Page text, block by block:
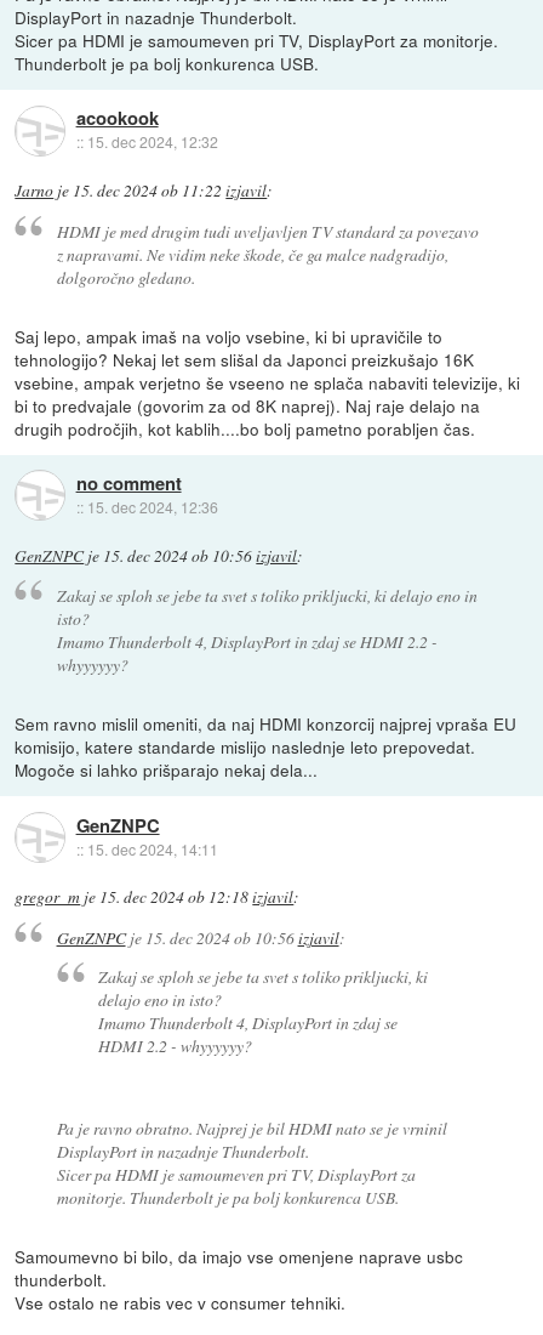
DisplayPort in nazadnje Thunderbolt.
Sicer pa HDMI je samoumeven pri TV, DisplayPort za monitorje.
Thunderbolt je pa bolj konkurenca USB.
acookook
:: 15. dec 2024, 12:32
Jarno je 15. dec 2024 ob 11:22 izjavil:
HDMI je med drugim tudi uveljavljen TV standard za povezavo
z napravami. Ne vidim neke škode, če ga malce nadgradijo,
dolgoročno gledano.
Saj lepo, ampak imaš na voljo vsebine, ki bi upravičile to
tehnologijo? Nekaj let sem slišal da Japonci preizkušajo 16K
vsebine, ampak verjetno še vseeno ne splača nabaviti televizije, ki
bi to predvajale (govorim za od 8K naprej). Naj raje delajo na
drugih področjih, kot kablih....bo bolj pametno porabljen čas.
no comment
:: 15. dec 2024, 12:36
GenZNPCje 15. dec 2024 ob 10:56izjavil:
Zakaj se sploh se jebe ta svet s toliko prikljucki, ki delajo eno in
isto?
Imamo Thunderbolt 4, DisplayPort in zdaj se HDMI 2.2 -
whyyyyyy?
Sem ravno mislil omeniti, da naj HDMI konzorcij najprej vpraša EU
komisijo, katere standarde mislijo naslednje leto prepovedat.
Mogoče si lahko prišparajo nekaj dela...
GenZNPC
:: 15. dec 2024, 14:11
gregor_m je 15. dec 2024 ob 12:18izjavil:
GenZNPCje 15. dec 2024 ob 10:56izjavil:
Zakaj se sploh se jebe ta svet s toliko prikljucki, ki
delajo eno in isto?
Imamo Thunderbolt 4, DisplayPort in zdaj se
HDMI 2.2 - whyyyyyy?
Pa je ravno obratno. Najprej je bil HDMI nato se je vrninil
DisplayPort in nazadnje Thunderbolt.
Sicer pa HDMI je samoumeven pri TV, DisplayPort za
monitorje. Thunderbolt je pa bolj konkurenca USB.
Samoumevno bi bilo, da imajo vse omenjene naprave usbc
thunderbolt.
Vse ostalo ne rabis vec v consumer tehniki.